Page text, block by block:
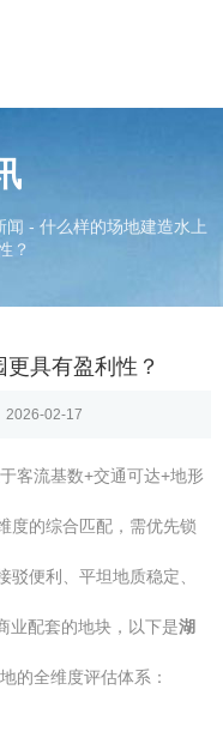
闻 - 什么样的场地建造水上
？
具有盈利性？
2026-02-17
流基数+交通可达+地形
度的综合匹配，需优先锁
便利、平坦地质稳定、
业配套的地块，以下是湖
的全维度评估体系：